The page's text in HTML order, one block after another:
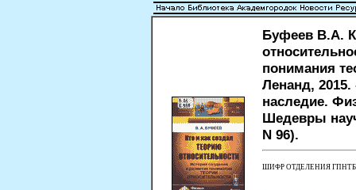
Буфеев В.А.
понимания
Ленанд,
наследие.
Шедевры
N 96).
ШИФР ОТДЕЛЕНИЯ